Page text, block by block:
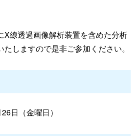
X線透過画像解析装置を含めた分析
しますので是非ご参加ください。
日（金曜日）